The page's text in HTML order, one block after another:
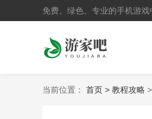
免费、绿色、专业的手机游
当前位置： 首页 > 教程攻略